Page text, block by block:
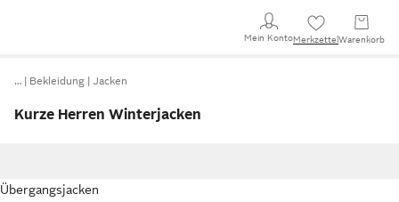
Mein KontoMerkzettel Warenkorb
… Bekleidung Jacken
Kurze Herren Winterjacken
Übergangsjacken